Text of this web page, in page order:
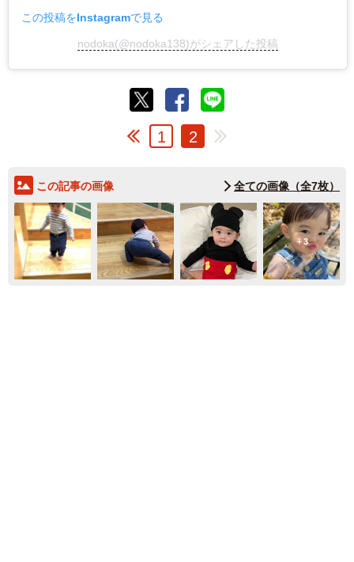
この投稿をInstagramで見る
nodoka(@nodoka138)がシェアした投稿
1 2
この記事の画像 全ての画像（全7枚）
3